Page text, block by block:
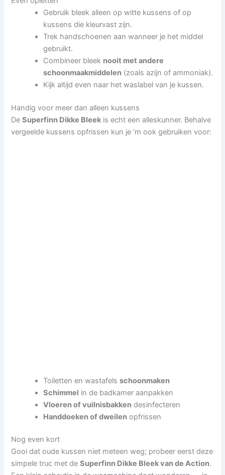
Gebruik bleek alleen op witte kussens of op
kussens die kleurvast zijn.
Trek handschoenen aan wanneer je het middel
gebruikt.
Combineer bleek nooit met andere
schoonmaakmiddelen (zoals azijn of ammoniak).
Kijk altijd even naar het waslabel van je kussen.
Handig voor meer dan alleen kussens
DeSuperfinn Dikke Bleek is echt een alleskunner. Behalve
vergeelde kussens opfrissen kun je ’m ook gebruiken voor:
Toiletten en wastafelsschoonmaken
Schimmel in de badkamer aanpakken
Vloeren of vuilnisbakken desinfecteren
Handdoeken of dweilen opfrissen
Nog even kort
Gooi dat oude kussen niet meteen weg; probeer eerst deze
simpele truc met deSuperfinn Dikke Bleek van de Action.